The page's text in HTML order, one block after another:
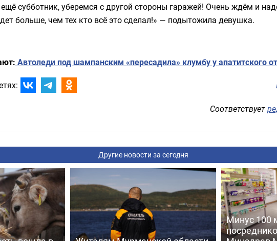
субботник, уберемся с другой стороны гаражей! Очень ждём и
больше, чем тех кто всё это сделал!» — подытожила девушка.
Автоледи под шампанским «пересадила» клумбу у апатитского
Соответствует
Другие новости за сегодня
Минус 100